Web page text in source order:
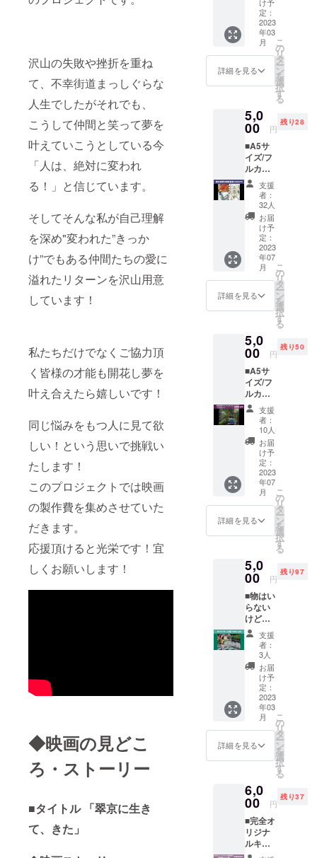
沢山の失敗や挫折を重ね
て、不幸街道まっしぐらな
人生でしたがそれでも、
こうして仲間と笑って夢を
叶えていこうとしている今
「人は、絶対に変われ
る！」と信じています。
そしてそんな私が自己理解
を深め"変われた”きっか
け”でもある仲間たちの愛に
溢れたリターンを沢山用意
しています！
私たちだけでなくご協力頂
く皆様の才能も開花し夢を
叶え合えたら嬉しいです！
同じ悩みをもつ人に見て欲
しい！という思いで挑戦い
たします！
このプロジェクトでは映画
の製作費を集めさせていた
だきます。
応援頂けると光栄です！宜
しくお願いします！
◆映画の見どこ
ろ・ストーリー
■タイトル 「翠京に生き
て、きた」
茶葉の
量：
5g 抽
出時間
：2分
茶と台
湾茶の
の形
日本茶
と違
い、茶
葉を刻
むので
はな
く、一
枚の茶
葉を丸
く丸め
てあり
ます。
お湯
を注ぐ
ます。
透明な
淹れる
と、視
覚的に
も楽し
めるお
茶で
す。 ・
湯温
日本茶
と違
い、一
投目の
お湯の
温度を
気にす
る必要
があり
ませ
ん。
のお湯
を注い
でくだ
さい。
・煎が
長い
日本茶
と違
い、煎
の持ち
のが長
く、
５〜６
煎目ま
で楽し
めま
す。
逆に、
茶葉の
ティー
が低い
と３煎
目あた
りから
味がガ
クンと
たYin /
陰はケ
ニア、
タンザ
ニア、
マラを
中心に
リッチ
なボ
ディー
に仕上
げつ
つ、イ
ンドネ
シアで
アクセ
ントを
つけて
味の奥
行きを
出しま
した。
Koffee
の中で
を誇る
Yin / 陰
は、ネ
ルド
リップ
でのデ
ミタス
抽出も
オスス
メで
す。
Tatsuki
Koffee'
Recipe
ature：
88℃
：15g
Grind：
中挽き
Time：
3:00
Tatsuki
Koffee
のオリ
ジナル
ブレン
ド。 浅
煎りで
仕上げ
たYang/
陽はエ
チオピ
アとコ
スタリ
カのブ
ド。 フ
ルー
ティー
で爽や
かな酸
味が特
徴的な
陰と陽
をブレ
ンドし
て、自
分だけ
のオリ
ジナル
も、こ
のコー
リーズ
の楽し
み方の
一つで
す。 深
煎りで
仕上げ
たYin /
陰はケ
ニア、
タンザ
ニア、
マラを
中心に
リッチ
なボ
ディー
に仕上
げつ
つ、イ
ンドネ
シアで
アクセ
ントを
つけて
味の奥
行きを
出しま
した。
Koffee
の中で
を誇る
Yin / 陰
は、ネ
ルド
リップ
でのデ
ミタス
抽出も
オスス
メで
す。 期
限：
2023年
7月末ま
でに郵
Tatsuki
Koffee'
Recipe
Temper
ature：
88℃
Beans
：15g
Grind：
す。
※2023
年2月頃
から順
次発送
し2023
致しま
す。
ラファ
ンが終
了しま
したら
限定配
信の10
分程度
の「お
画」
URLを
お送り
しま
す。 ※
有効期
限:2023
年2月か
ら順次
送付
定：
2023
年03
月
詳細を見る
こ
の
リ
タ
ー
ン
を
選
択
す
る
5,0
00 円
残り28
■A5サ
イズ/フ
ルカ
ラ-/20P
以上
個展や
グルー
プ展で
発表し
た神獣
の絵を
１冊の
画集に
まとめ
ます。
神社仏
メージ
が降り
てきた
神使、
神獣。
鳳凰、
龍、麒
麟、白
虎、五
神獣な
ど。今
回のた
めに描
き下ろ
した作
品も追
加しま
集です
ので是
非お楽
しみく
ださ
い。
※2023
年2月頃
から順
次発送
し2023
年7月ま
でには
お届け
致しま
す。
支援
者：
32人
お届
け予
定：
2023
年07
月
詳細を見る
こ
の
リ
タ
ー
ン
を
選
択
す
る
5,0
00 円
残り50
■A5サ
イズ/フ
ルカ
ラ-/20P
以上
美術担
当綺羅
のダー
クファ
ンタ
ジー
フォト
ブック
A５サイ
ズ/20p
以上 深
ぞく時
深淵も
またこ
ちらを
のぞい
ている
(ニー
チェの
言葉) わ
たしは
この言
葉が好
きで
す。 探
求して
いけば
いくほ
いくよ
うな氣
がしま
す。
collage
artを
支援
者：
10人
お届
け予
定：
2023
年07
月
詳細を見る
こ
の
リ
タ
ー
ン
を
選
択
す
る
5,0
00 円
残り97
■物はい
らない
けど応
援しま
す！と
いう軽
やかで
心優し
い方。
クラ
ファン
が終了
しまし
たら限
定配信
の20分
「お礼
の動
画」
URLを
お送り
しま
支援
者：
3人
お届
け予
定：
2023
年03
月
詳細を見る
こ
の
リ
タ
ー
ン
を
選
択
す
る
6,0
00 円
残り37
■完全オ
リジナ
ルキャ
ラ解説